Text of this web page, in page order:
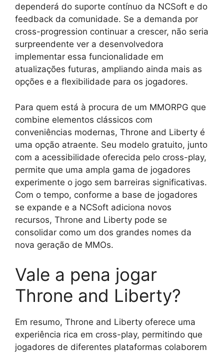
dependerá do suporte contínuo da NCSoft e do
feedback da comunidade. Se a demanda por
cross-progression continuar a crescer, não seria
surpreendente ver a desenvolvedora
implementar essa funcionalidade em
atualizações futuras, ampliando ainda mais as
opções e a flexibilidade para os jogadores.
Para quem está à procura de um MMORPG que
combine elementos clássicos com
conveniências modernas, Throne and Liberty é
uma opção atraente. Seu modelo gratuito, junto
com a acessibilidade oferecida pelo cross-play,
permite que uma ampla gama de jogadores
experimente o jogo sem barreiras significativas.
Com o tempo, conforme a base de jogadores
se expande e a NCSoft adiciona novos
recursos, Throne and Liberty pode se
consolidar como um dos grandes nomes da
nova geração de MMOs.
Vale a pena jogar
Throne and Liberty?
Em resumo, Throne and Liberty oferece uma
experiência rica em cross-play, permitindo que
jogadores de diferentes plataformas colaborem